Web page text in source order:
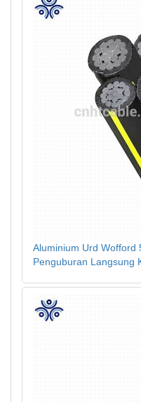
Aluminium Urd Wofford
Penguburan Langsung